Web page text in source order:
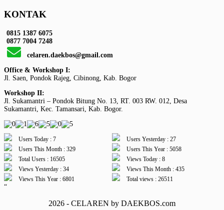
KONTAK
0815 1387 6075
0877 7004 7248
celaren.daekbos@gmail.com
Office & Workshop I:
Jl. Saen, Pondok Rajeg, Cibinong, Kab. Bogor
Workshop II:
Jl. Sukamantri – Pondok Bitung No. 13, RT. 003 RW. 012, Desa
Sukamantri, Kec. Tamansari, Kab. Bogor.
Users Today : 7
Users Yesterday : 27
Users This Month : 329
Users This Year : 5058
Total Users : 16505
Views Today : 8
Views Yesterday : 34
Views This Month : 435
Views This Year : 6801
Total views : 26511
“
2026 - CELAREN by DAEKBOS.com